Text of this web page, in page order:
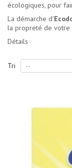
écologiques, pour
La démarche d'
la propreté de votre
Détails
Tri